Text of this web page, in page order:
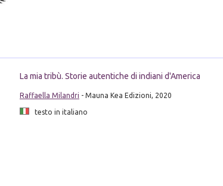
La mia tribù. Storie autentiche di indiani d'America
Raffaella Milandri - Mauna Kea Edizioni, 2020
testo in italiano